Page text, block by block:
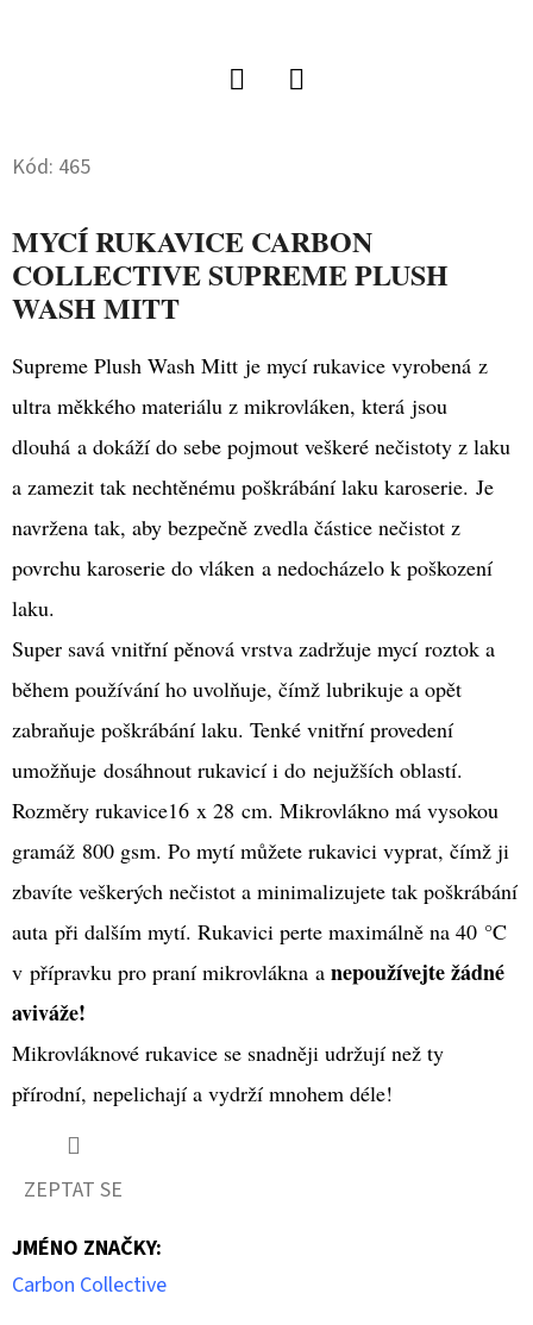
Kód: 465
MYCÍ RUKAVICE CARBON
COLLECTIVE SUPREME PLUSH
WASH MITT
Supreme Plush Wash Mitt je mycí rukavice vyrobená z
ultra měkkého materiálu z mikrovláken, která jsou
dlouhá a dokáží do sebe pojmout veškeré nečistoty z laku
a zamezit tak nechtěnému poškrábání laku karoserie. Je
navržena tak, aby bezpečně zvedla částice nečistot z
povrchu karoserie do vláken a nedocházelo k poškození
laku.
Super savá vnitřní pěnová vrstva zadržuje mycí roztok a
během používání ho uvolňuje, čímž lubrikuje a opět
zabraňuje poškrábání laku. Tenké vnitřní provedení
umožňuje dosáhnout rukavicí i do nejužších oblastí.
Rozměry rukavice16 x 28 cm. Mikrovlákno má vysokou
gramáž 800 gsm. Po mytí můžete rukavici vyprat, čímž ji
zbavíte veškerých nečistot a minimalizujete tak poškrábání
auta při dalším mytí. Rukavici perte maximálně na 40 °C
v přípravku pro praní mikrovlákna a nepoužívejte žádné
aviváže!
Mikrovláknové rukavice se snadněji udržují než ty
přírodní, nepelichají a vydrží mnohem déle!
ZEPTAT SE
JMÉNO ZNAČKY:
Carbon Collective
P
O
U
Č
U
E
M
E
DVOJČINNÝ
ROZPRAŠOVAČ
LAHVE
99
Kč